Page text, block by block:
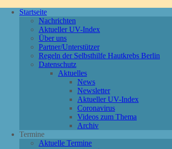
Startseite
Nachrichten
Aktueller UV-Index
Über uns
Partner/Unterstützer
Regeln der Selbsthilfe Hautkrebs Berlin
Datenschutz
Aktuelles
News
Newsletter
Aktueller UV-Index
Coronavirus
Videos zum Thema
Archiv
Termine
Aktuelle Termine